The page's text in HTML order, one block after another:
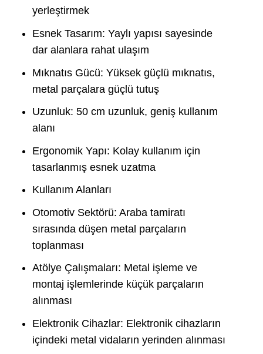
yerleştirmek
Esnek Tasarım: Yaylı yapısı sayesinde
dar alanlara rahat ulaşım
Mıknatıs Gücü: Yüksek güçlü mıknatıs,
metal parçalara güçlü tutuş
Uzunluk: 50 cm uzunluk, geniş kullanım
alanı
Ergonomik Yapı: Kolay kullanım için
tasarlanmış esnek uzatma
Kullanım Alanları
Otomotiv Sektörü: Araba tamiratı
sırasında düşen metal parçaların
toplanması
Atölye Çalışmaları: Metal işleme ve
montaj işlemlerinde küçük parçaların
alınması
Elektronik Cihazlar: Elektronik cihazların
içindeki metal vidaların yerinden alınması